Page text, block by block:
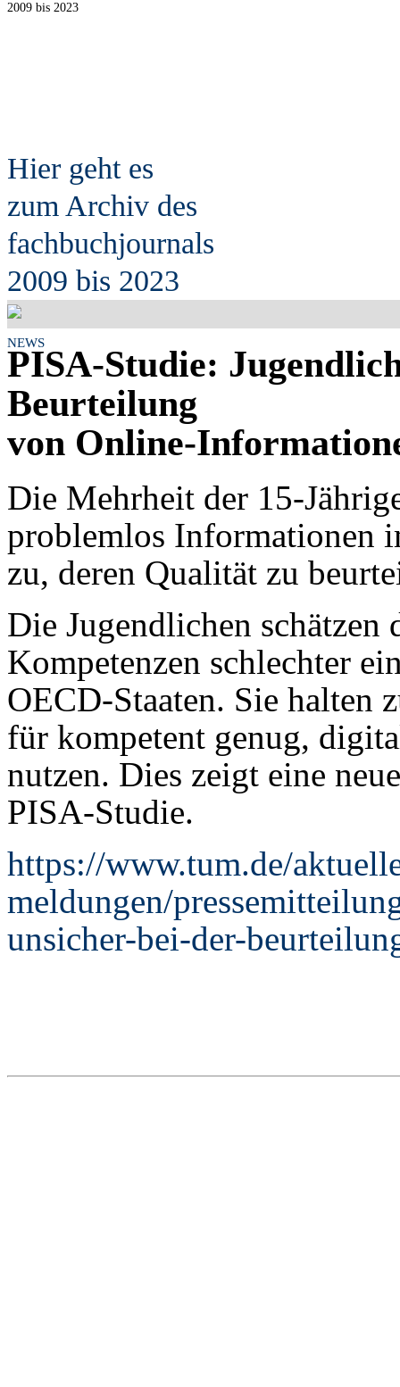
2009 bis 2023
Hier geht es
zum Archiv des
fachbuchjournals
2009 bis 2023
NEWS
PISA-Studie:
Beurteilung
von Online-
Die Mehrheit der 15-
problemlos Informationen
zu, deren Qualität zu
Die Jugendlichen schätzen
Kompetenzen schlechter
OECD-Staaten. Sie halten
für kompetent genug,
nutzen. Dies zeigt eine
PISA-Studie.
https://www.tum.de/
meldungen/
unsicher-bei-der-